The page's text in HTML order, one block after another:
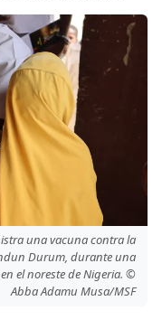
una vacuna contra la
Durum, durante una
el noreste de Nigeria. ©
Abba Adamu Musa/MSF